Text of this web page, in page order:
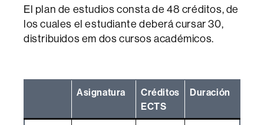
El plan de estudios consta de 48 créditos, de
los cuales el estudiante deberá cursar 30,
distribuidos em dos cursos académicos.
Asignatura
Créditos
ECTS
Duración